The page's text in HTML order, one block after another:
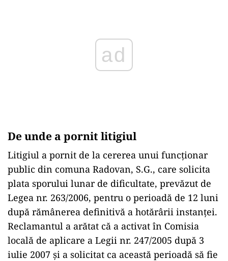
De unde a pornit litigiul
Litigiul a pornit de la cererea unui funcționar
public din comuna Radovan, S.G., care solicita
plata sporului lunar de dificultate, prevăzut de
Legea nr. 263/2006, pentru o perioadă de 12 luni
după rămânerea definitivă a hotărârii instanței.
Reclamantul a arătat că a activat în Comisia
locală de aplicare a Legii nr. 247/2005 după 3
iulie 2007 și a solicitat ca această perioadă să fie